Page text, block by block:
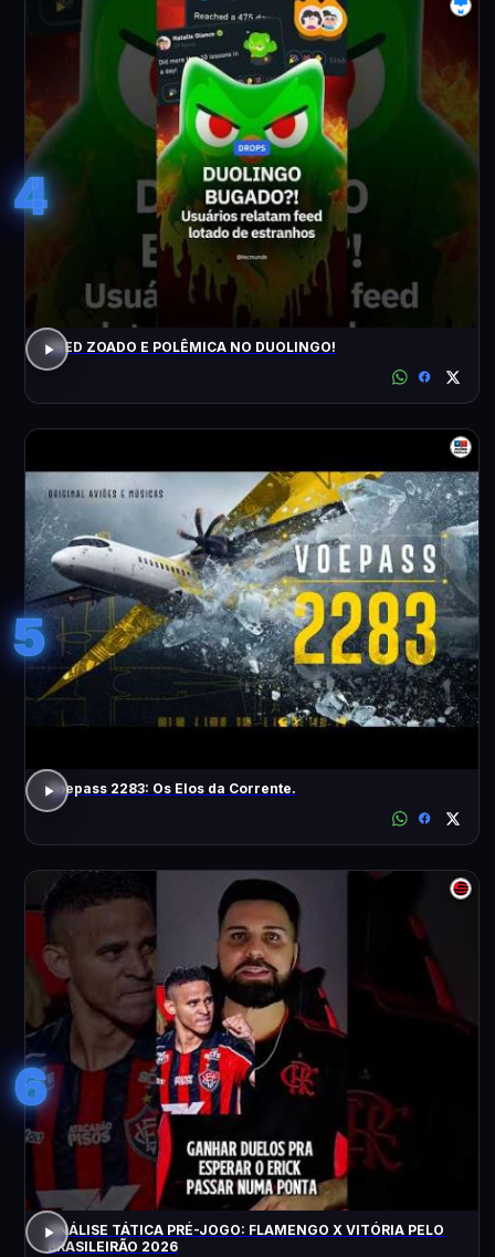
4
FEED ZOADO E POLÊMICA NO DUOLINGO!
5
Voepass 2283: Os Elos da Corrente.
6
ANÁLISE TÁTICA PRÉ-JOGO: FLAMENGO X VITÓRIA PELO
BRASILEIRÃO 2026